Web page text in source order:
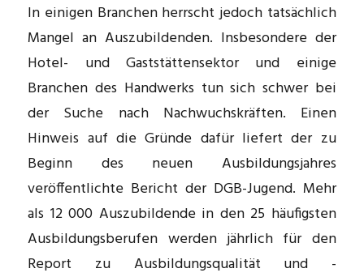
In einigen Branchen herrscht jedoch tatsächlich
Mangel an Auszubildenden. Insbesondere der
Hotel- und Gaststättensektor und einige
Branchen des Handwerks tun sich schwer bei
der Suche nach Nachwuchskräften. Einen
Hinweis auf die Gründe dafür liefert der zu
Beginn des neuen Ausbildungsjahres
veröffentlichte Bericht der DGB-Jugend. Mehr
als 12 000 Auszubildende in den 25 häufigsten
Ausbildungsberufen werden jährlich für den
Report zu Ausbildungsqualität und -